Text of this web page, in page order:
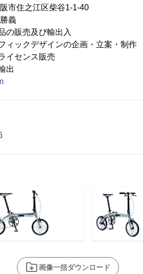
住之江区柴谷1-1-40
義
の販売及び輸出入
デザインの企画・立案・制作
センス販売
出
画像一括ダウンロード